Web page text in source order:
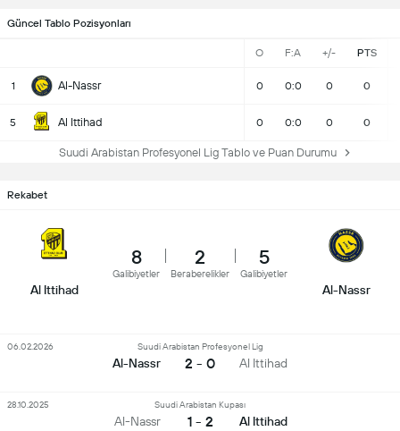
Güncel Tablo Pozisyonları
O F:A +/- PTS
1 Al-Nassr 0 0:0 0 0
5 Al Ittihad 0 0:0 0 0
Suudi Arabistan Profesyonel Lig Tablo ve Puan Durumu
Rekabet
Al Ittihad
8
Galibiyetler
2
Beraberelikler
5
Galibiyetler
Al-Nassr
Al-Nassr
Suudi Arabistan Profesyonel Lig
2 - 0 Al Ittihad
06.02.2026
Al-Nassr
Suudi Arabistan Kupası
1 - 2 Al Ittihad
28.10.2025